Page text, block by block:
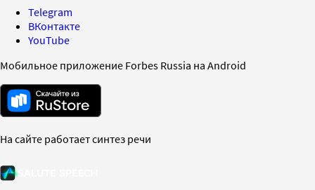
Telegram
ВКонтакте
YouTube
Мобильное приложение Forbes Russia на Android
На сайте работает синтез речи